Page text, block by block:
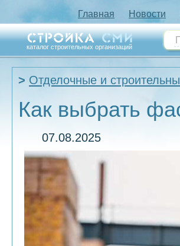
Главная Новости
каталог строительных организаций
Отделочные и
Как выбрать
07.08.2025